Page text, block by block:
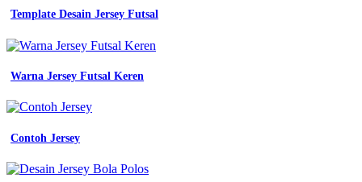
Template Desain Jersey Futsal
Warna Jersey Futsal Keren
Contoh Jersey